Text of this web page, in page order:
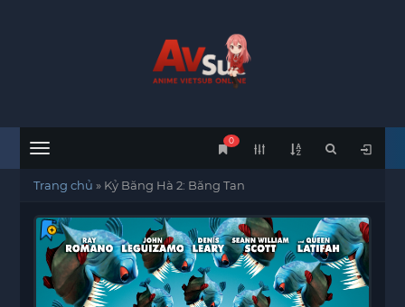
Menu
0
Trang chủ » Kỷ Băng Hà 2: Băng Tan